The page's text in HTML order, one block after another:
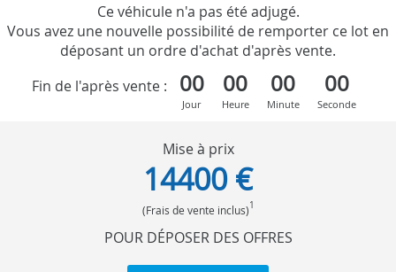
Ce véhicule n'a pas été adjugé.
Vous avez une nouvelle possibilité de remporter ce lot en
déposant un ordre d'achat d'après vente.
Fin de l'après vente :
00
Jour
00
Heure
00
Minute
00
Seconde
Mise à prix
14400 €
(Frais de vente inclus)1
POUR DÉPOSER DES OFFRES